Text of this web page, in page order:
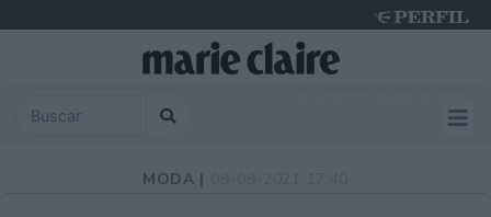
MODA |